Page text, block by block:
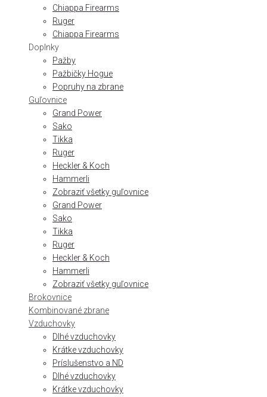
Chiappa Firearms
Ruger
Chiappa Firearms
Doplnky
Pažby
Pažbičky Hogue
Popruhy na zbrane
Guľovnice
Grand Power
Sako
Tikka
Ruger
Heckler & Koch
Hammerli
Zobraziť všetky guľovnice
Grand Power
Sako
Tikka
Ruger
Heckler & Koch
Hammerli
Zobraziť všetky guľovnice
Brokovnice
Kombinované zbrane
Vzduchovky
Dlhé vzduchovky
Krátke vzduchovky
Príslušenstvo a ND
Dlhé vzduchovky
Krátke vzduchovky